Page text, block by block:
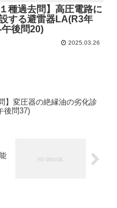
１種過去問】高圧電路に
する避雷器LA(R3年
午後問20)
2025.03.26
】変圧器の絶縁油の劣化診
後問37)